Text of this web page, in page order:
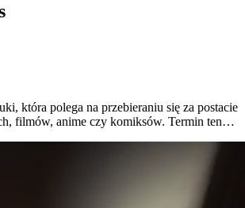
która polega na przebieraniu się za postacie
filmów, anime czy komiksów. Termin ten…